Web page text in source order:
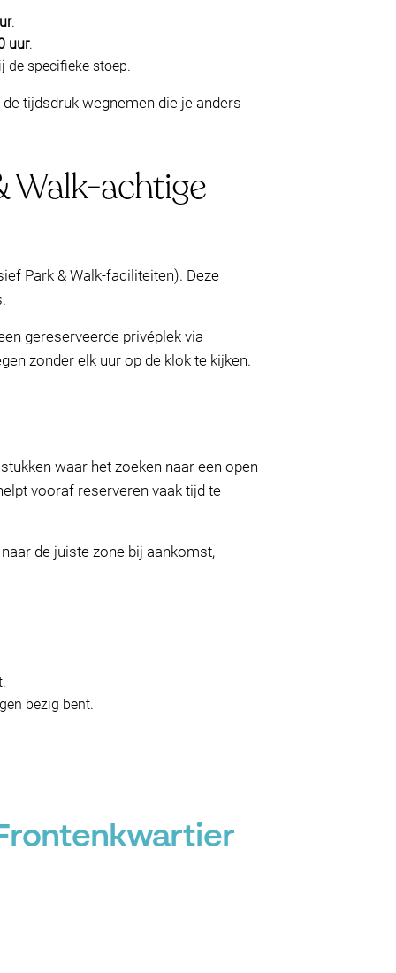
.
uur.
de specifieke stoep.
tijdsdruk wegnemen die je anders
Walk-achtige
Park & Walk-faciliteiten). Deze
gereserveerde privéplek via
zonder elk uur op de klok te kijken.
waar het zoeken naar een open
vooraf reserveren vaak tijd te
de juiste zone bij aankomst,
bezig bent.